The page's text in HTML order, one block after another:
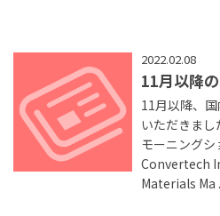
2022.02.08
11月以降
11月以降、
いただきま
モーニング
Convertech
Materials Ma